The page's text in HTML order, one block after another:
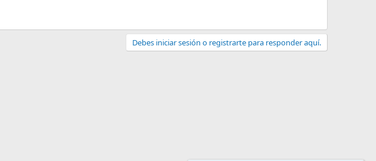
Debes iniciar sesión o registrarte para responder aquí.